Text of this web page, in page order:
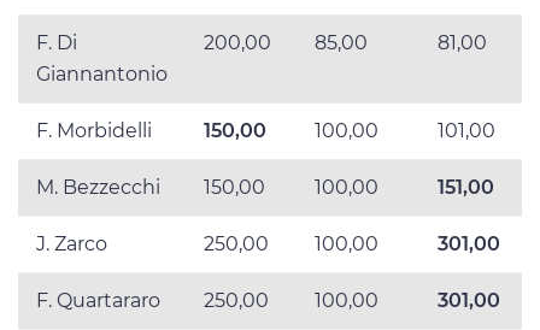
F. Di
Giannantonio
200,00 85,00 81,00
F. Morbidelli 150,00 100,00 101,00
M. Bezzecchi 150,00 100,00 151,00
J. Zarco 250,00 100,00 301,00
F. Quartararo 250,00 100,00 301,00